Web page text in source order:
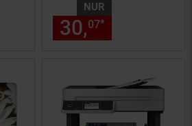
€ Sternchen
NUR
30,07*